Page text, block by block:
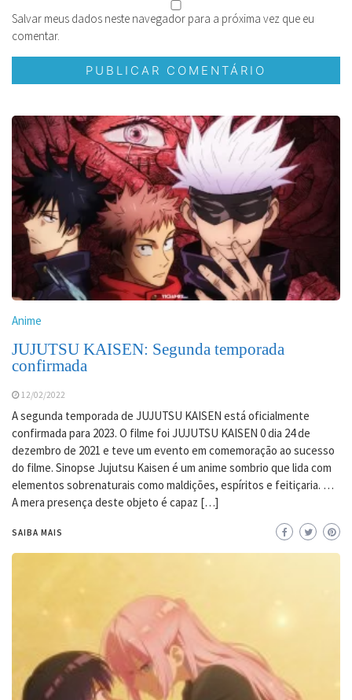
Salvar meus dados neste navegador para a próxima vez que eu
comentar.
Anime
JUJUTSU KAISEN: Segunda temporada
confirmada
12/02/2022
A segunda temporada de JUJUTSU KAISEN está oficialmente
confirmada para 2023. O filme foi JUJUTSU KAISEN 0 dia 24 de
dezembro de 2021 e teve um evento em comemoração ao sucesso
do filme. Sinopse Jujutsu Kaisen é um anime sombrio que lida com
elementos sobrenaturais como maldições, espíritos e feitiçaria. …
A mera presença deste objeto é capaz […]
SAIBA MAIS